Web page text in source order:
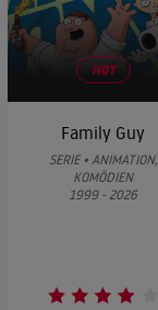
HOT
Family Guy
SERIE • ANIMATION,
KOMÖDIEN
1999 - 2026